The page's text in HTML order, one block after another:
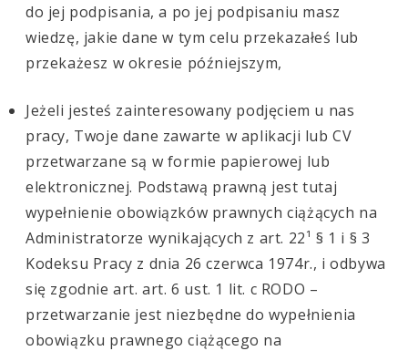
do jej podpisania, a po jej podpisaniu masz
wiedzę, jakie dane w tym celu przekazałeś lub
przekażesz w okresie późniejszym,
Jeżeli jesteś zainteresowany podjęciem u nas
pracy, Twoje dane zawarte w aplikacji lub CV
przetwarzane są w formie papierowej lub
elektronicznej. Podstawą prawną jest tutaj
wypełnienie obowiązków prawnych ciążących na
Administratorze wynikających z art. 22¹ § 1 i § 3
Kodeksu Pracy z dnia 26 czerwca 1974r., i odbywa
się zgodnie art. art. 6 ust. 1 lit. c RODO –
przetwarzanie jest niezbędne do wypełnienia
obowiązku prawnego ciążącego na